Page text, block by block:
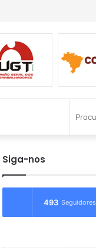
Siga-nos
493 Seguidores